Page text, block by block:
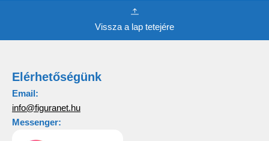
Vissza a lap tetejére
Elérhetőségünk
Email:
info@figuranet.hu
Messenger: